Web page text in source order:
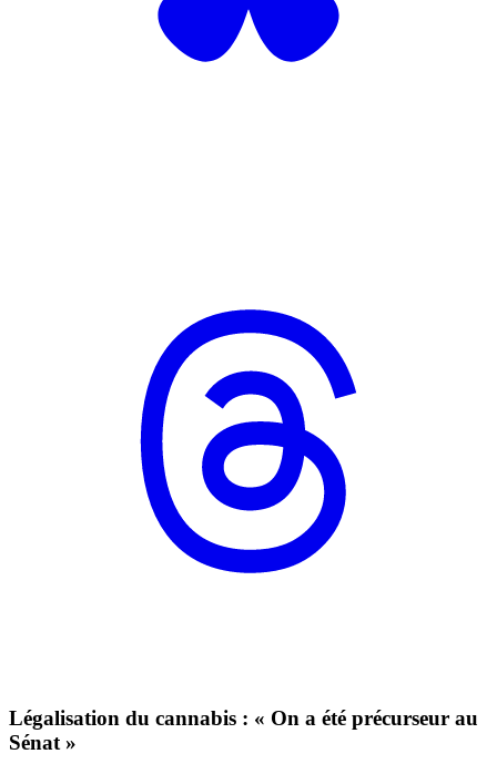
Légalisation du cannabis : « On a été précurseur au
Sénat »